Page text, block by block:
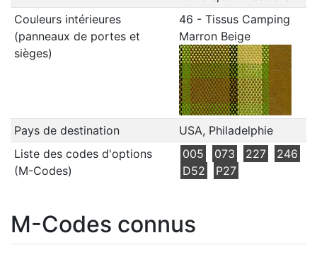
Couleurs intérieures
(panneaux de portes et
sièges)
46 - Tissus Camping
Marron Beige
Pays de destination
USA, Philadelphie
Liste des codes d'options
(M-Codes)
005 073 227
246
D52
P27
M-Codes connus